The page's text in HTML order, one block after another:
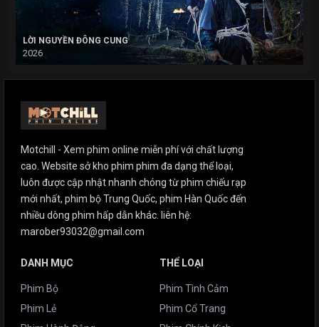
LỜI NGUYỀN ĐÔNG CUNG
2026
Motchill - Xem phim online miễn phí với chất lượng
cao. Website sở kho phim phim đa dạng thể loại,
luôn được cập nhật nhanh chóng từ phim chiếu rạp
mới nhất, phim bộ Trung Quốc, phim Hàn Quốc đến
nhiều dòng phim hấp dẫn khác. liên hệ:
marober93032@gmail.com
DANH MỤC
Phim Bộ
Phim Lẻ
THỂ LOẠI
Phim Tình Cảm
Phim Cổ Trang